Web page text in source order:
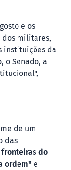
e os
dos militares,
instituições da
o Senado, a
de um
das
fronteiras do
ordem" e